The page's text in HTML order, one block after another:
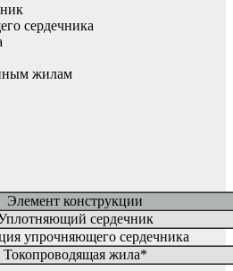
сердечника
жилам
Элемент конструкции
сердечник
упрочняющего сердечника
Токопроводящая жила*